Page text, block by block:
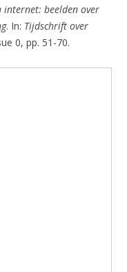
internet: beelden over
. In: Tijdschrift over
0, pp. 51-70.